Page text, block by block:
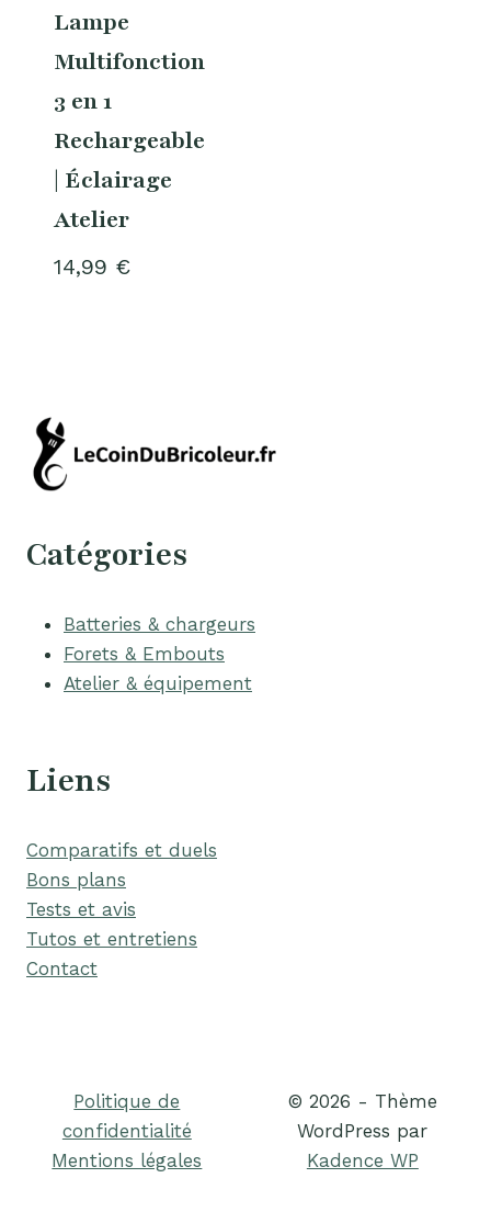
Lampe
Multifonction
3 en 1
Rechargeable
| Éclairage
Atelier
14,99 €
Catégories
Batteries & chargeurs
Forets & Embouts
Atelier & équipement
Liens
Comparatifs et duels
Bons plans
Tests et avis
Tutos et entretiens
Contact
Politique de
confidentialité
Mentions légales
© 2026 - Thème
WordPress par
Kadence WP